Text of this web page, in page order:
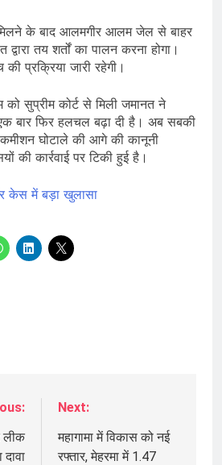
के बाद आलमगीर आलम जेल से बाहर
तय शर्तों का पालन करना होगा।
प्रक्रिया जारी रहेगी।
सुप्रीम कोर्ट से मिली जमानत ने
बार फिर हलचल बढ़ा दी है। अब सबकी
घोटाले की आगे की कानूनी
की कार्रवाई पर टिकी हुई है।
केस में बड़ा खुलासा
लीक
Next:
महागामा में विकास को नई
रफ्तार, मेहरमा में 1.47